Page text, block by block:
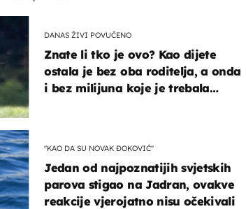
DANAS ŽIVI POVUČENO
Znate li tko je ovo? Kao dijete
ostala je bez oba roditelja, a onda
i bez milijuna koje je trebala
"KAO DA SU NOVAK ĐOKOVIĆ"
Jedan od najpoznatijih svjetskih
parova stigao na Jadran, ovakve
reakcije vjerojatno nisu očekivali